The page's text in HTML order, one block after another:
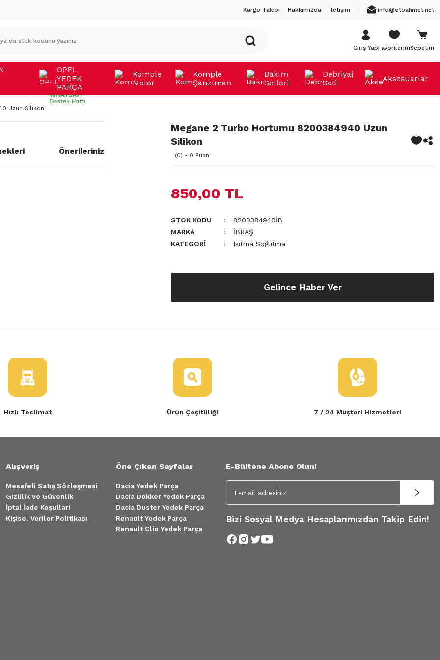
Kargo Takibi Hakkımızda İletişim info@otoahmet.net
Giriş YapFavorilerimSepetim
OPEL
YEDEK
PARÇA
Komple
Motor
Komple
Şanzıman
Bakım
Setleri
Debriyaj
Seti
Aksesuarlar
Uzun Silikon
Önerileriniz
Megane 2 Turbo Hortumu 8200384940 Uzun
Silikon
(0) - 0 Puan
850,00 TL
STOK KODU
8200384940İB
MARKA
İBRAŞ
KATEGORI
Isıtma Soğutma
Gelince Haber Ver
Hızlı Teslimat Ürün Çeşitliliği 7 / 24 Müşteri Hizmetleri
Alışveriş
Mesafeli Satış Sözleşmesi
Gizlilik ve Güvenlik
İptal İade Koşullari
Kişisel Veriler Politikası
Öne Çıkan Sayfalar
Dacia Yedek Parça
Dacia Dokker Yedek Parça
Dacia Duster Yedek Parça
Renault Yedek Parça
Renault Clio Yedek Parça
E-Bültene Abone Olun!
Bizi Sosyal Medya Hesaplarımızdan Takip Edin!